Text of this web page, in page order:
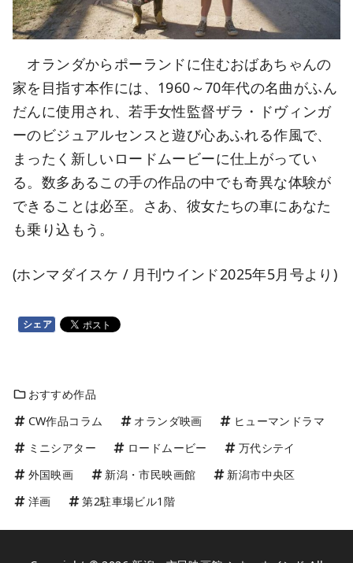
オランダからポーランドに住むおばあちゃんの
家を目指す本作には、1960～70年代の名曲がふん
だんに使用され、若手女性監督ザラ・ドヴィンガ
ーのビジュアルセンスと遊び心あふれる作風で、
まったく新しいロードムービーに仕上がってい
る。数多あるこの手の作品の中でも奇異な体験が
できることは必至。さあ、彼女たちの車にあなた
も乗り込もう。
(ホンマダイスケ / 月刊ウインド2025年5月号より)
シェア
おすすめ作品
CW作品コラム
オランダ映画
ヒューマンドラマ
ミニシアター
ロードムービー
万代シテイ
外国映画
新潟・市民映画館
新潟市中央区
洋画
第2駐車場ビル1階